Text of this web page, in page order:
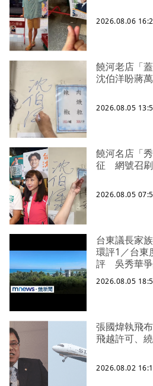
2026.08.06
饒河老店「
沈伯洋盼蔣
2026.08.05
饒河名店「
征 網號召刷
2026.08.05
台東議長家
環評1／台東
評 吳秀華爭
2026.08.05
張國煒執飛
飛越許可、
2026.08.02